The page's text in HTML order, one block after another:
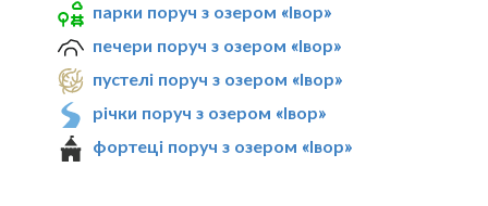
парки поруч з озером «Івор»
печери поруч з озером «Івор»
пустелі поруч з озером «Івор»
річки поруч з озером «Івор»
фортеці поруч з озером «Івор»